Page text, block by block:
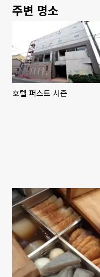
주변 명소
호텔 퍼스트 시즌